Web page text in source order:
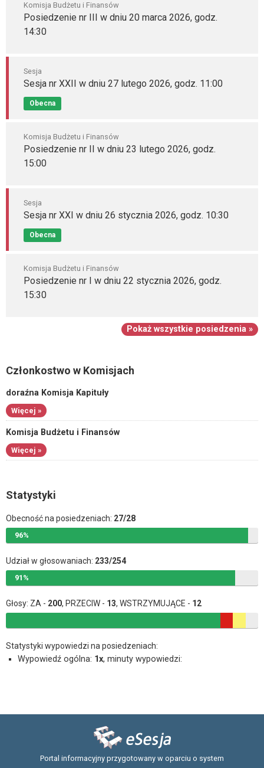
Komisja Budżetu i Finansów
Posiedzenie nr III w dniu 20 marca 2026, godz.
14:30
Sesja
Sesja nr XXII w dniu 27 lutego 2026, godz. 11:00
Obecna
Komisja Budżetu i Finansów
Posiedzenie nr II w dniu 23 lutego 2026, godz.
15:00
Sesja
Sesja nr XXI w dniu 26 stycznia 2026, godz. 10:30
Obecna
Komisja Budżetu i Finansów
Posiedzenie nr I w dniu 22 stycznia 2026, godz.
15:30
Pokaż wszystkie posiedzenia »
Członkostwo w Komisjach
doraźna Komisja Kapituły
Więcej »
Komisja Budżetu i Finansów
Więcej »
Statystyki
Obecność na posiedzeniach: 27/28
96%
Udział w głosowaniach: 233/254
91%
Głosy: ZA - 200, PRZECIW - 13, WSTRZYMUJĄCE - 12
Statystyki wypowiedzi na posiedzeniach:
Wypowiedź ogólna: 1x, minuty wypowiedzi:
Portal informacyjny przygotowany w oparciu o system